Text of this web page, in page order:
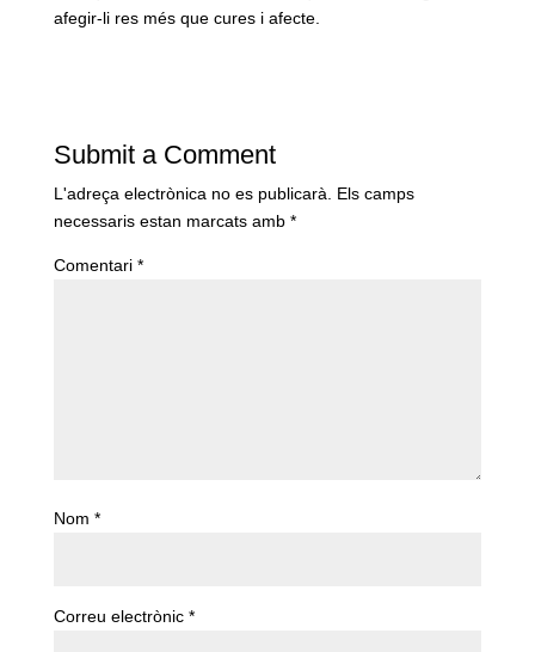
afegir-li res més que cures i afecte.
Submit a Comment
L'adreça electrònica no es publicarà.
Els camps
necessaris estan marcats amb *
Comentari *
Nom *
Correu electrònic *